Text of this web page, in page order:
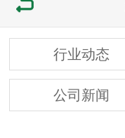
行业动态
公司新闻